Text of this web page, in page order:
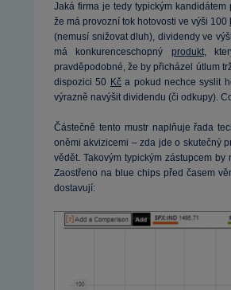
Jaká firma je tedy typickým
že má provozní tok hotovosti ve výši 100
(nemusí snižovat dluh), dividendy ve
má konkurenceschopný produkt,
pravděpodobné, že by přicházel útlum
dispozici 50 Kča pokud nechce syslit
výrazně navýšit dividendu (či odkupy).
Částečně tento mustr naplňuje řada
oněmi akvizicemi – zda jde o skutečný
vědět. Takovým typickým zástupcem
Zaostřeno na blue chips před časem
dostavují: